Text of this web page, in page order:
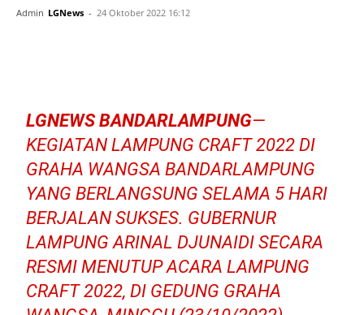
Admin LGNews - 24 Oktober 2022 16:12
LGNEWS BANDARLAMPUNG—
KEGIATAN LAMPUNG CRAFT 2022 DI
GRAHA WANGSA BANDARLAMPUNG
YANG BERLANGSUNG SELAMA 5 HARI
BERJALAN SUKSES. GUBERNUR
LAMPUNG ARINAL DJUNAIDI SECARA
RESMI MENUTUP ACARA LAMPUNG
CRAFT 2022, DI GEDUNG GRAHA